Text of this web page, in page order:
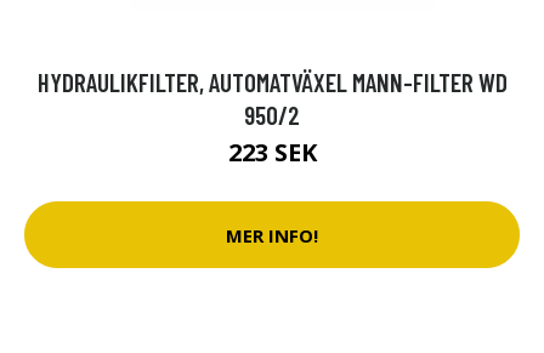
HYDRAULIKFILTER, AUTOMATVÄXEL MANN-FILTER WD
950/2
223 SEK
MER INFO!